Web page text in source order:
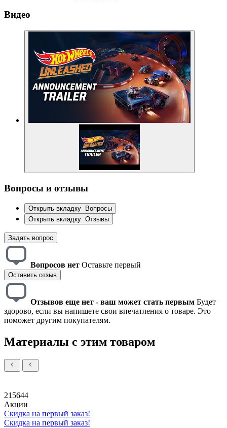
Видео
Вопросы и отзывы
Открыть вкладку
Вопросы
Открыть вкладку Отзывы
Задать вопрос
Вопросов нет Оставьте первый
Оставить отзыв
Отзывов еще нет - ваш может стать первым Будет
здорово, если вы напишете свои впечатления о товаре. Это
поможет другим покупателям.
Материалы с этим товаром
215644
Акции
Скидка на первый заказ!
Скидка на первый заказ!